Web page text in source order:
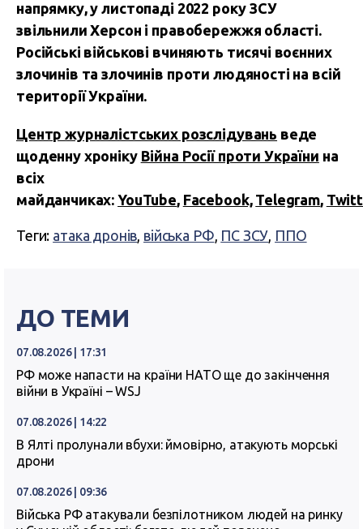
напрямку, у листопаді 2022 року ЗСУ
звільнили Херсон і правобережжя області.
Російські військові вчиняють тисячі воєнних
злочинів та злочинів проти людяності на всій
території України.
Центр журналістських розслідувань веде
щоденну хроніку Війна Росії проти України на
всіх
майданчиках:YouTube, Facebook, Telegram,
Теги: атака дронів, війська РФ, ПС ЗСУ, ППО
ДО ТЕМИ
07.08.2026 | 17:31
РФ може напасти на країни НАТО ще до закінчення
війни в Україні – WSJ
07.08.2026 | 14:22
В Ялті пролунали вбухи: ймовірно, атакують морські
дрони
07.08.2026 | 09:36
Війська РФ атакували безпілотником людей на ринку